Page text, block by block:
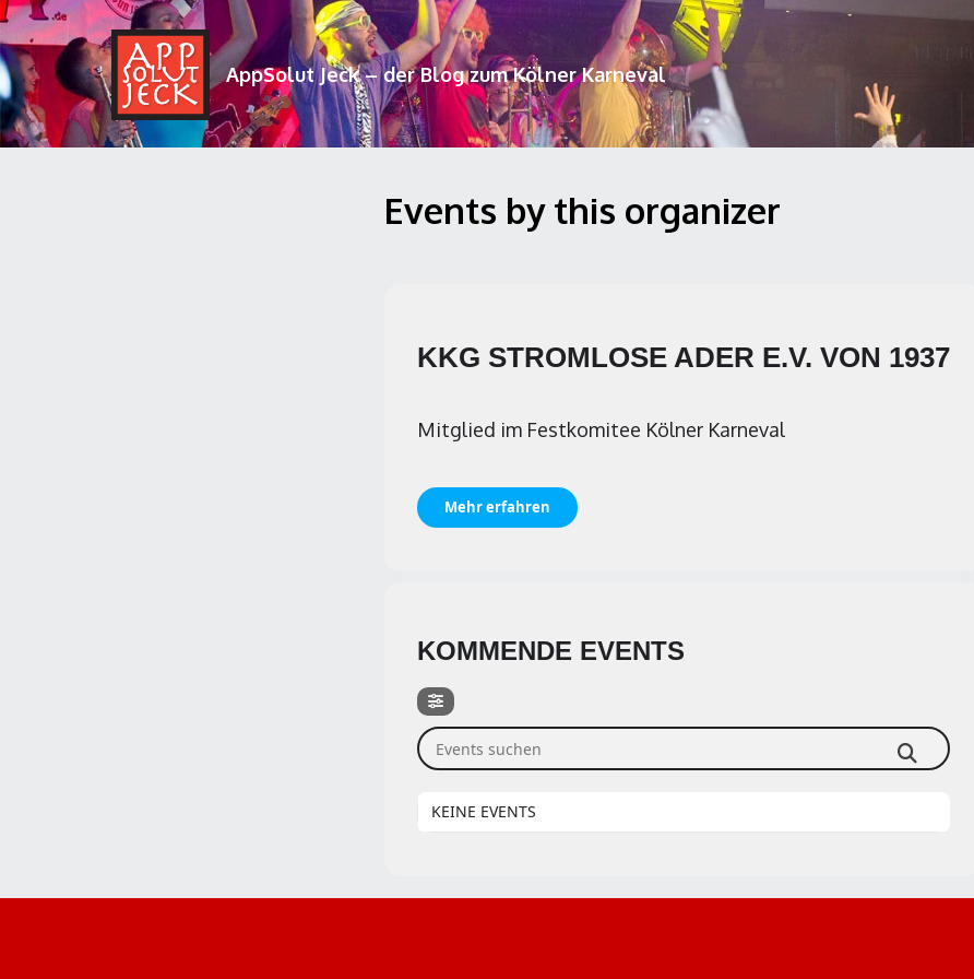
AppSolut Jeck – der Blog zum Kölner Karneval
Events by this organizer
KKG STROMLOSE ADER E.V. VON 1937
Mitglied im Festkomitee Kölner Karneval
Mehr erfahren
KOMMENDE EVENTS
Events suchen
KEINE EVENTS